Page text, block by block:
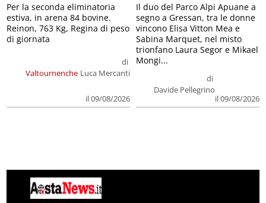
Valtournenche
di
Luca Mercanti
il 09/08/2026
Per la seconda eliminatoria
estiva, in arena 84 bovine.
Reinon, 763 Kg, Regina di peso
di giornata
di
Davide Pellegrino
il 09/08/2026
Il duo del Parco Alpi Apuane a
segno a Gressan, tra le donne
vincono Elisa Vitton Mea e
Sabina Marquet, nel misto
trionfano Laura Segor e Mikael
Mongi...